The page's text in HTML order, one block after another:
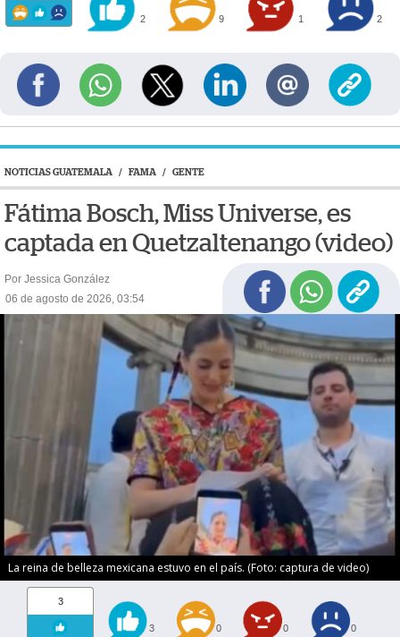
2 9 1 2
NOTICIAS GUATEMALA / FAMA / GENTE
Fátima Bosch, Miss Universe, es
captada en Quetzaltenango (video)
Por Jessica González
06 de agosto de 2026, 03:54
La reina de belleza mexicana estuvo en el país. (Foto: captura de video)
3
3 0 0 0